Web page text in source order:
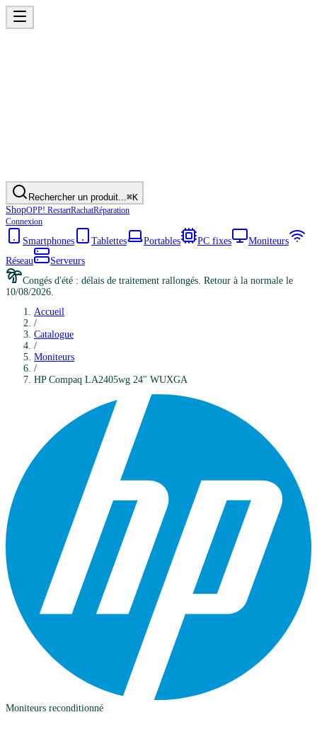
Rechercher un produit...⌘K
ShopOPP! RestartRachatRéparation
Connexion
Smartphones Tablettes Portables PC fixes
Moniteurs
Réseau
Serveurs
Congés d'été : délais de traitement rallongés. Retour à la normale le
10/08/2026.
Accueil
/
Catalogue
/
Moniteurs
/
HP Compaq LA2405wg 24" WUXGA
Moniteurs reconditionné